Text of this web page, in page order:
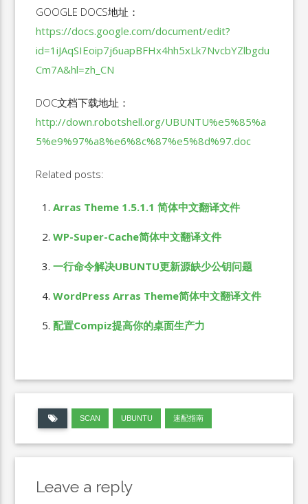
GOOGLE DOCS地址：
https://docs.google.com/document/edit?
id=1iJAqSIEoip7j6uapBFHx4hh5xLk7NvcbYZlbgdu
Cm7A&hl=zh_CN
DOC文档下载地址：
http://down.robotshell.org/UBUNTU%e5%85%a
5%e9%97%a8%e6%8c%87%e5%8d%97.doc
Related posts:
Arras Theme 1.5.1.1 简体中文翻译文件
WP-Super-Cache简体中文翻译文件
一行命令解决UBUNTU更新源缺少公钥问题
WordPress Arras Theme简体中文翻译文件
配置Compiz提高你的桌面生产力
SCAN UBUNTU 速配指南
Leave a reply